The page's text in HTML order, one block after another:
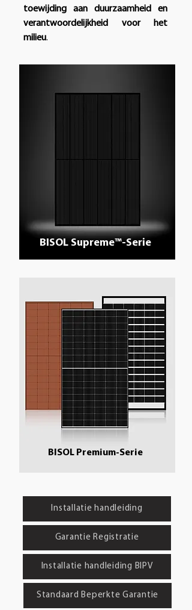
toewijding aan duurzaamheid en
verantwoordelijkheid voor het
milieu.
BISOL Supreme™-Serie
BISOL Premium-Serie
Installatie handleiding
Garantie Registratie
Installatie handleiding BIPV
Standaard Beperkte Garantie